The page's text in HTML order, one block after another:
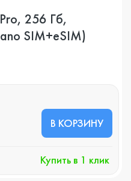
256 Гб,
SIM+eSIM)
В КОРЗИНУ
Купить в 1 клик